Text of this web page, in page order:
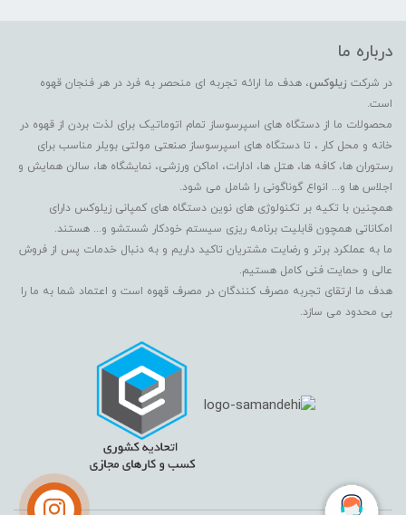
درباره ما
در شرکت زیلوکس، هدف ما ارائه تجربه ای منحصر به فرد در هر فنجان قهوه
است.
محصولات ما از دستگاه های اسپرسوساز تمام اتوماتیک برای لذت بردن از قهوه در
خانه و محل کار ، تا دستگاه های اسپرسوساز صنعتی مولتی بویلر مناسب برای
رستوران ها، کافه ها، هتل ها، ادارات، اماکن ورزشی، نمایشگاه ها، سالن همایش و
اجلاس ها و... انواع گوناگونی را شامل می شود.
همچنین با تکیه بر تکنولوژی های نوین دستگاه های کمپانی زیلوکس دارای
امکاناتی همچون قابلیت برنامه ریزی سیستم خودکار شستشو و... هستند.
ما به عملکرد برتر و رضایت مشتریان تاکید داریم و به دنبال خدمات پس از فروش
عالی و حمایت فنی کامل هستیم.
هدف ما ارتقای تجربه مصرف کنندگان در مصرف قهوه است و اعتماد شما به ما را
بی محدود می سازد.